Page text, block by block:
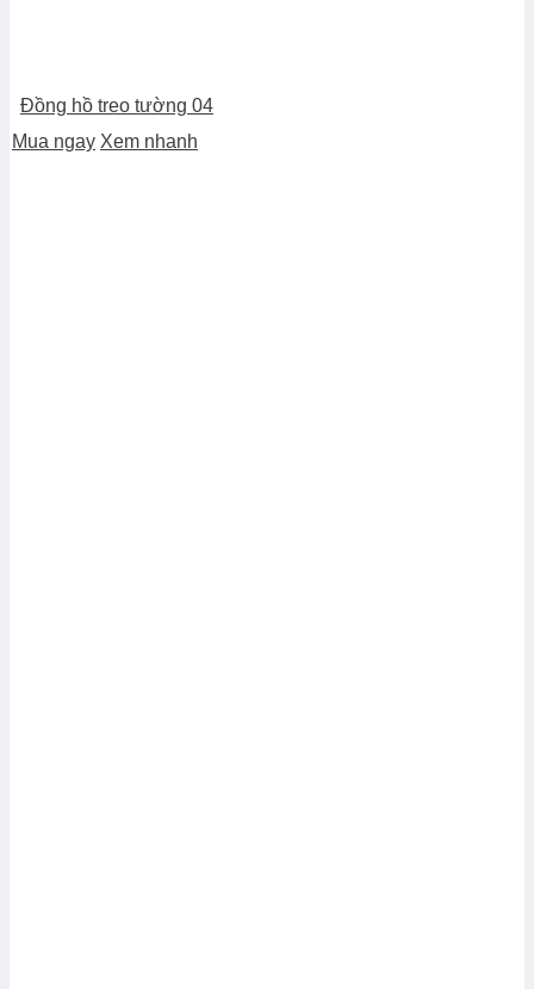
Đồng hồ treo tường 04
Mua ngay Xem nhanh